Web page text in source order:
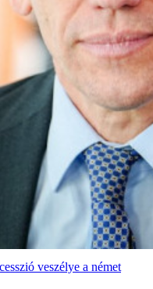
veszélye a német